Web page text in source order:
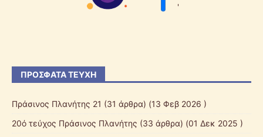
'
ΠΡΌΣΦΑΤΑ ΤΕΎΧΗ
Πράσινος Πλανήτης 21 (31 άρθρα) (13 Φεβ 2026 )
20ό τεύχος Πράσινος Πλανήτης (33 άρθρα) (01 Δεκ 2025 )